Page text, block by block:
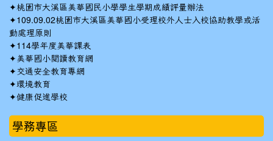
✦桃園市大溪區美華國民小學學生學期成績評量辦法
✦109.09.02桃園市大溪區美華國小受理校外人士入校協助教學或活
動處理原則
✦114學年度美華課表
✦美華國小閱讀教育網
✦ 交通安全教育專網
✦環境教育
✦健康促進學校
學務專區